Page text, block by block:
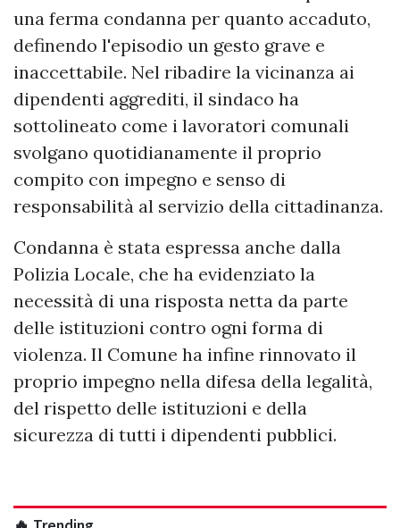
una ferma condanna per quanto accaduto,
definendo l'episodio un gesto grave e
inaccettabile. Nel ribadire la vicinanza ai
dipendenti aggrediti, il sindaco ha
sottolineato come i lavoratori comunali
svolgano quotidianamente il proprio
compito con impegno e senso di
responsabilità al servizio della cittadinanza.
Condanna è stata espressa anche dalla
Polizia Locale, che ha evidenziato la
necessità di una risposta netta da parte
delle istituzioni contro ogni forma di
violenza. Il Comune ha infine rinnovato il
proprio impegno nella difesa della legalità,
del rispetto delle istituzioni e della
sicurezza di tutti i dipendenti pubblici.